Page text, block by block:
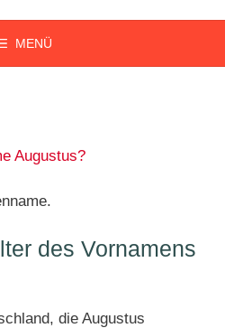
MENÜ
Augustus?
des Vornamens
die Augustus